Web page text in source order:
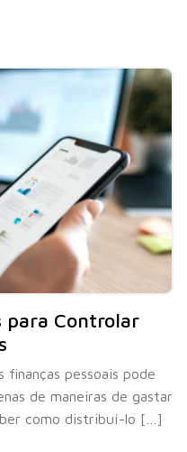
para Controlar
finanças pessoais pode
de maneiras de gastar
como distribuí-lo […]